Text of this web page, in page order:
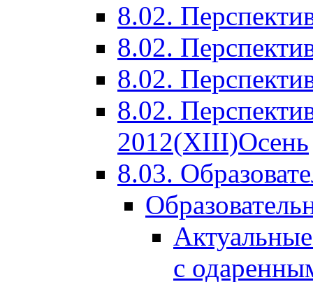
8.02.
8.02.
8.02.
8.02.
2012(XIII)Осень
8.03.
с